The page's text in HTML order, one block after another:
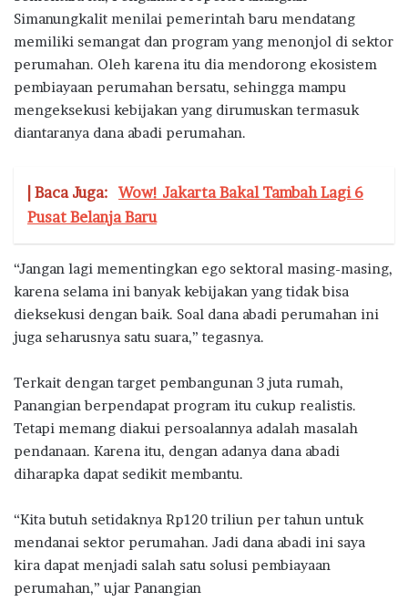
Simanungkalit menilai pemerintah baru mendatang
memiliki semangat dan program yang menonjol di sektor
perumahan. Oleh karena itu dia mendorong ekosistem
pembiayaan perumahan bersatu, sehingga mampu
mengeksekusi kebijakan yang dirumuskan termasuk
diantaranya dana abadi perumahan.
| Baca Juga: Wow! Jakarta Bakal Tambah Lagi 6
Pusat Belanja Baru
“Jangan lagi mementingkan ego sektoral masing-masing,
karena selama ini banyak kebijakan yang tidak bisa
dieksekusi dengan baik. Soal dana abadi perumahan ini
juga seharusnya satu suara,” tegasnya.
Terkait dengan target pembangunan 3 juta rumah,
Panangian berpendapat program itu cukup realistis.
Tetapi memang diakui persoalannya adalah masalah
pendanaan. Karena itu, dengan adanya dana abadi
diharapka dapat sedikit membantu.
“Kita butuh setidaknya Rp120 triliun per tahun untuk
mendanai sektor perumahan. Jadi dana abadi ini saya
kira dapat menjadi salah satu solusi pembiayaan
perumahan,” ujar Panangian